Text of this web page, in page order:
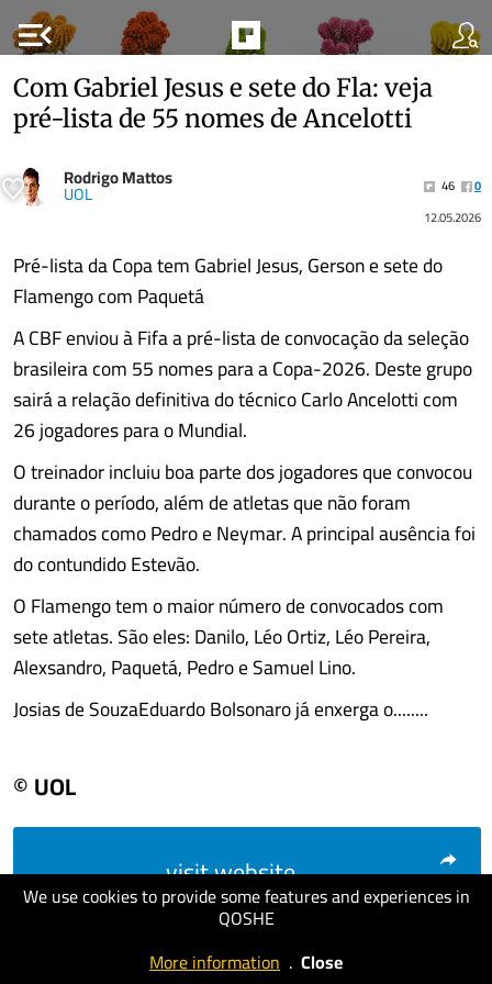
menu_open
We use cookies to provide some features and experiences in
QOSHE
More information . Close
Com Gabriel Jesus e sete do Fla: veja
pré-lista de 55 nomes de Ancelotti
Rodrigo Mattos
UOL 46
0
12.05.2026
Pré-lista da Copa tem Gabriel Jesus, Gerson e sete do
Flamengo com Paquetá
A CBF enviou à Fifa a pré-lista de convocação da seleção
brasileira com 55 nomes para a Copa-2026. Deste grupo
sairá a relação definitiva do técnico Carlo Ancelotti com
26 jogadores para o Mundial.
O treinador incluiu boa parte dos jogadores que convocou
durante o período, além de atletas que não foram
chamados como Pedro e Neymar. A principal ausência foi
do contundido Estevão.
O Flamengo tem o maior número de convocados com
sete atletas. São eles: Danilo, Léo Ortiz, Léo Pereira,
Alexsandro, Paquetá, Pedro e Samuel Lino.
Josias de SouzaEduardo Bolsonaro já enxerga o........
© UOL
visit website